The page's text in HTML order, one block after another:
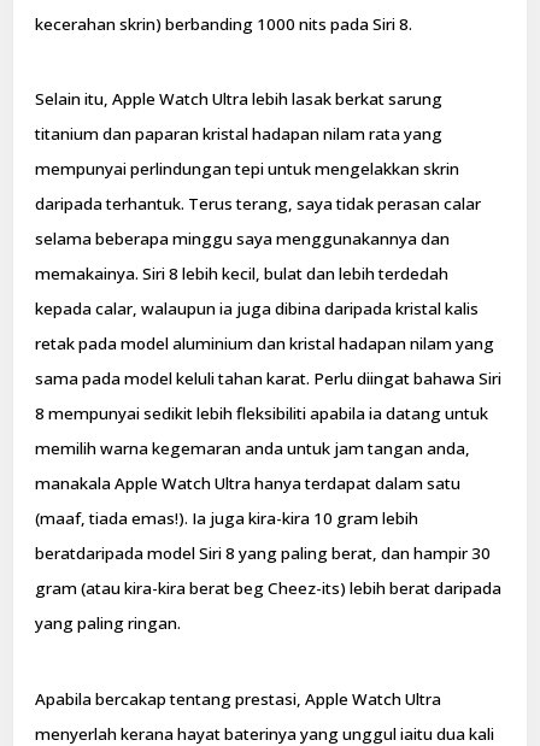
kecerahan skrin) berbanding 1000 nits pada Siri 8.
Selain itu, Apple Watch Ultra lebih lasak berkat sarung
titanium dan paparan kristal hadapan nilam rata yang
mempunyai perlindungan tepi untuk mengelakkan skrin
daripada terhantuk. Terus terang, saya tidak perasan calar
selama beberapa minggu saya menggunakannya dan
memakainya. Siri 8 lebih kecil, bulat dan lebih terdedah
kepada calar, walaupun ia juga dibina daripada kristal kalis
retak pada model aluminium dan kristal hadapan nilam yang
sama pada model keluli tahan karat. Perlu diingat bahawa Siri
8 mempunyai sedikit lebih fleksibiliti apabila ia datang untuk
memilih warna kegemaran anda untuk jam tangan anda,
manakala Apple Watch Ultra hanya terdapat dalam satu
(maaf, tiada emas!). Ia juga kira-kira 10 gram lebih
beratdaripada model Siri 8 yang paling berat, dan hampir 30
gram (atau kira-kira berat beg Cheez-its) lebih berat daripada
yang paling ringan.
Apabila bercakap tentang prestasi, Apple Watch Ultra
menyerlah kerana hayat baterinya yang unggul iaitu dua kali